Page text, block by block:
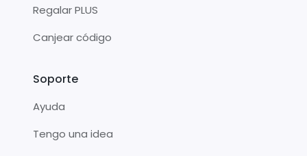
Regalar PLUS
Canjear código
Soporte
Ayuda
Tengo una idea